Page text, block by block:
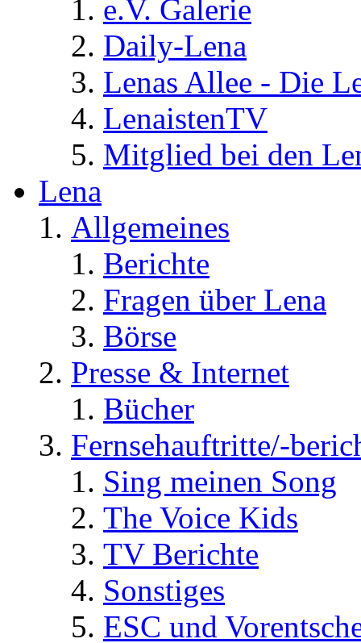
e.V. Galerie
Daily-Lena
Lenas Allee - Die
LenaistenTV
Mitglied bei den
Lena
Allgemeines
Berichte
Fragen über Lena
Börse
Presse & Internet
Bücher
Fernsehauftritte/-
Sing meinen Song
The Voice Kids
TV Berichte
Sonstiges
ESC und